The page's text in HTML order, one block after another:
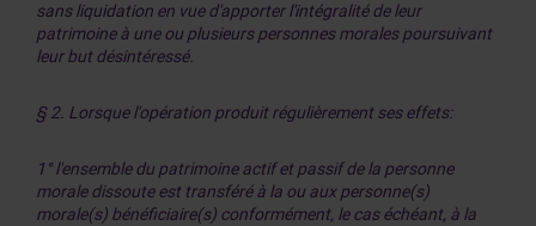
sans liquidation en vue d'apporter l'intégralité de leur
patrimoine à une ou plusieurs personnes morales poursuivant
leur but désintéressé.
§ 2. Lorsque l'opération produit régulièrement ses effets:
1° l'ensemble du patrimoine actif et passif de la personne
morale dissoute est transféré à la ou aux personne(s)
morale(s) bénéficiaire(s) conformément, le cas échéant, à la